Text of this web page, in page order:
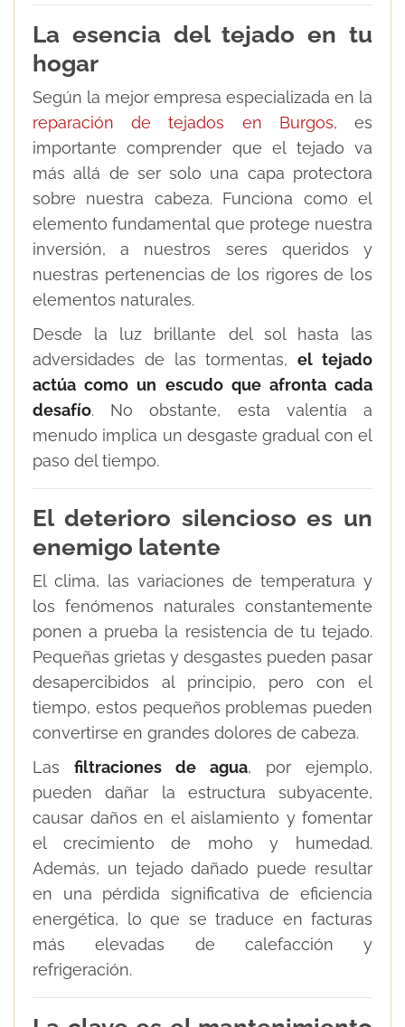
La esencia del tejado en tu
hogar
Según la mejor empresa especializada en la
reparación de tejados en Burgos, es
importante comprender que el tejado va
más allá de ser solo una capa protectora
sobre nuestra cabeza. Funciona como el
elemento fundamental que protege nuestra
inversión, a nuestros seres queridos y
nuestras pertenencias de los rigores de los
elementos naturales.
Desde la luz brillante del sol hasta las
adversidades de las tormentas,el tejado
actúa como un escudo que afronta cada
desafío. No obstante, esta valentía a
menudo implica un desgaste gradual con el
paso del tiempo.
El deterioro silencioso es un
enemigo latente
El clima, las variaciones de temperatura y
los fenómenos naturales constantemente
ponen a prueba la resistencia de tu tejado.
Pequeñas grietas y desgastes pueden pasar
desapercibidos al principio, pero con el
tiempo, estos pequeños problemas pueden
convertirse en grandes dolores de cabeza.
Las filtraciones de agua, por ejemplo,
pueden dañar la estructura subyacente,
causar daños en el aislamiento y fomentar
el crecimiento de moho y humedad.
Además, un tejado dañado puede resultar
en una pérdida significativa de eficiencia
energética, lo que se traduce en facturas
más elevadas de calefacción y
refrigeración.